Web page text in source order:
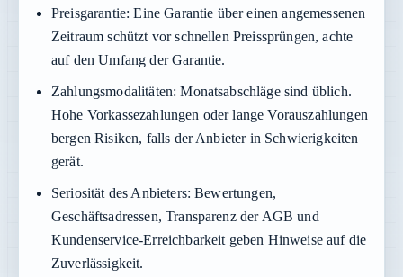
Preisgarantie: Eine Garantie über einen angemessenen
Zeitraum schützt vor schnellen Preissprüngen, achte
auf den Umfang der Garantie.
Zahlungsmodalitäten: Monatsabschläge sind üblich.
Hohe Vorkassezahlungen oder lange Vorauszahlungen
bergen Risiken, falls der Anbieter in Schwierigkeiten
gerät.
Seriosität des Anbieters: Bewertungen,
Geschäftsadressen, Transparenz der AGB und
Kundenservice-Erreichbarkeit geben Hinweise auf die
Zuverlässigkeit.